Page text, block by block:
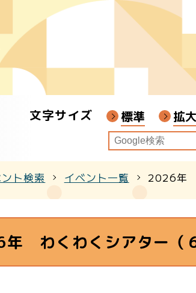
文字サイズ 標準 拡大
ト検索 イベント一覧 2026年
わくわくシアター（